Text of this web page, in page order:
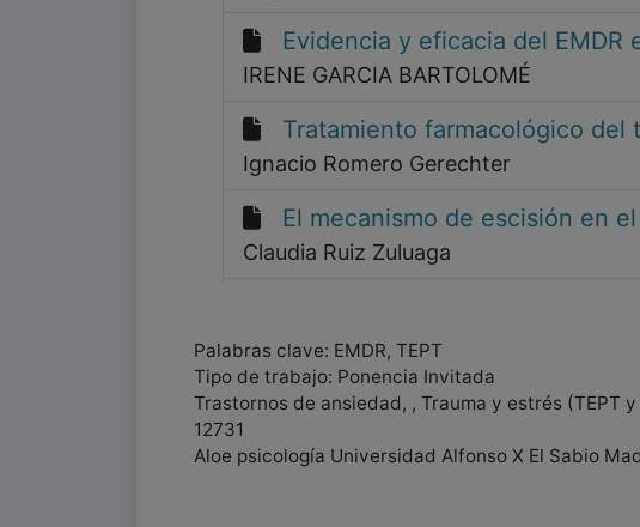
Evidencia y eficacia del
IRENE GARCIA BARTOLOMÉ
Tratamiento farmacológico
Ignacio Romero Gerechter
El mecanismo de escisión en
Claudia Ruiz Zuluaga
Palabras clave: EMDR, TEPT
Tipo de trabajo: Ponencia Invitada
Trastornos de ansiedad, , Trauma y estrés (TEPT
12731
Aloe psicología Universidad Alfonso X El Sabio